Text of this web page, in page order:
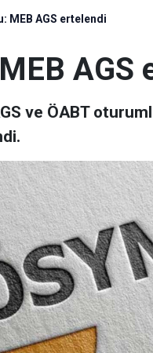
MEB AGS ertelendi
AGS
ve ÖABT